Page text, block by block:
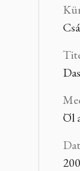
Öl